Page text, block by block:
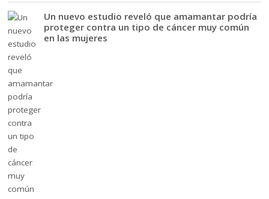
Un nuevo estudio reveló que amamantar podría
proteger contra un tipo de cáncer muy común
en las mujeres